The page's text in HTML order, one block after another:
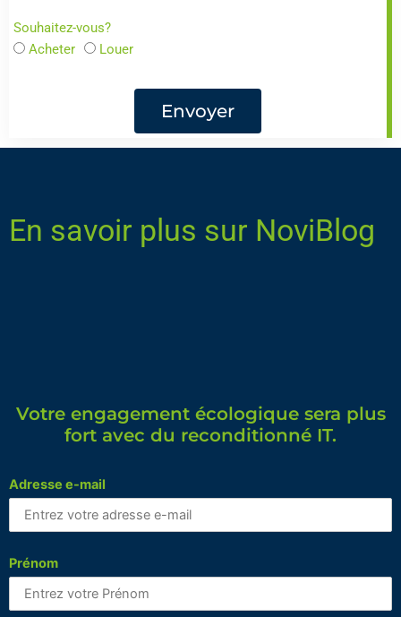
Souhaitez-vous?
Acheter
Louer
Envoyer
En savoir plus sur NoviBlog
Votre engagement écologique sera plus
fort avec du reconditionné IT.
Adresse e-mail
Prénom